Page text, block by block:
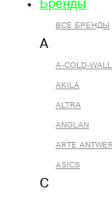
Бренды
ВСЕ БРЕНДЫ
A
A-COLD-
AKILA
ALTRA
ANGLAN
ARTE
ASICS
C